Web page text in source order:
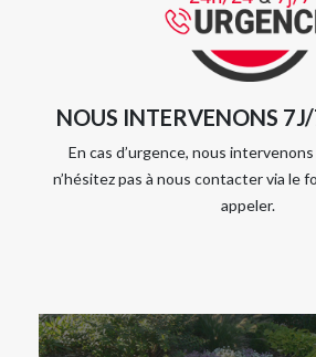
NOUS INTERVENONS
En cas d’urgence, nous intervenons
n’hésitez pas à nous contacter via le
appeler.